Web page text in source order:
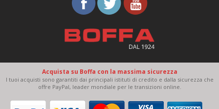
Acquista su Boffa con la massima sicurezza
I tuoi acquisti sono garantiti dai principali istituti di credito e dalla sicurezza che
offre PayPal, leader mondiale per le transizioni online.